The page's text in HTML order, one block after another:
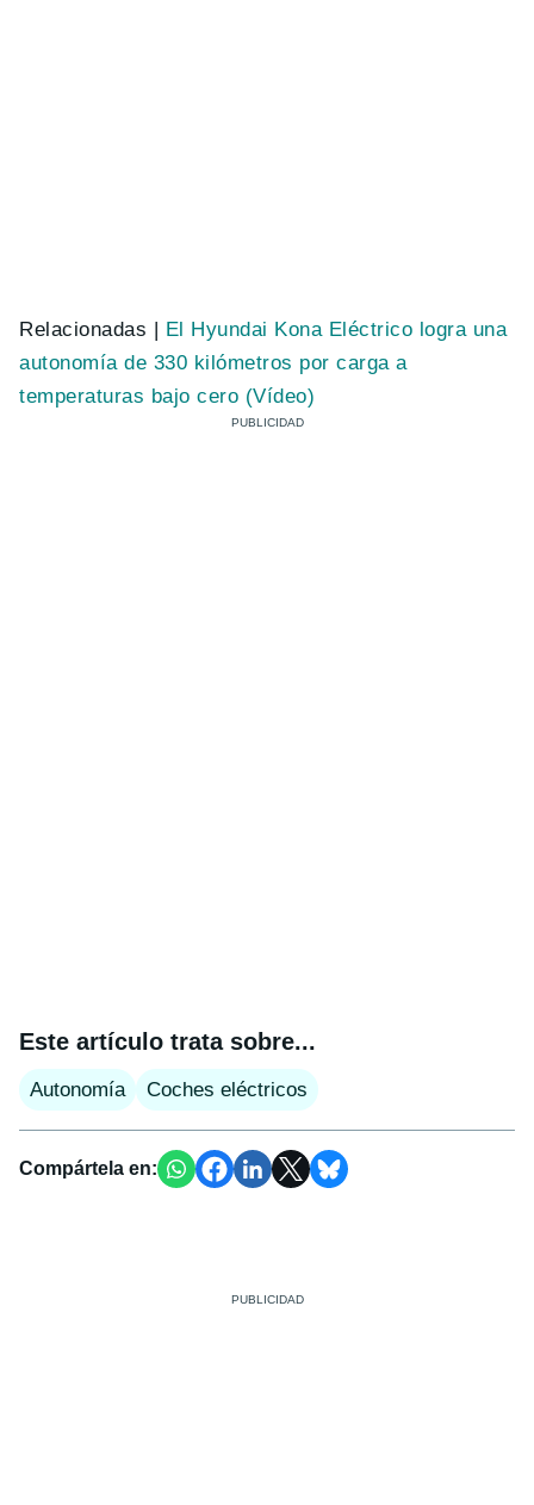
Relacionadas |
El Hyundai Kona Eléctrico logra una
autonomía de 330 kilómetros por carga a
temperaturas bajo cero (Vídeo)
Este artículo trata sobre...
Autonomía Coches eléctricos
Compártela en: